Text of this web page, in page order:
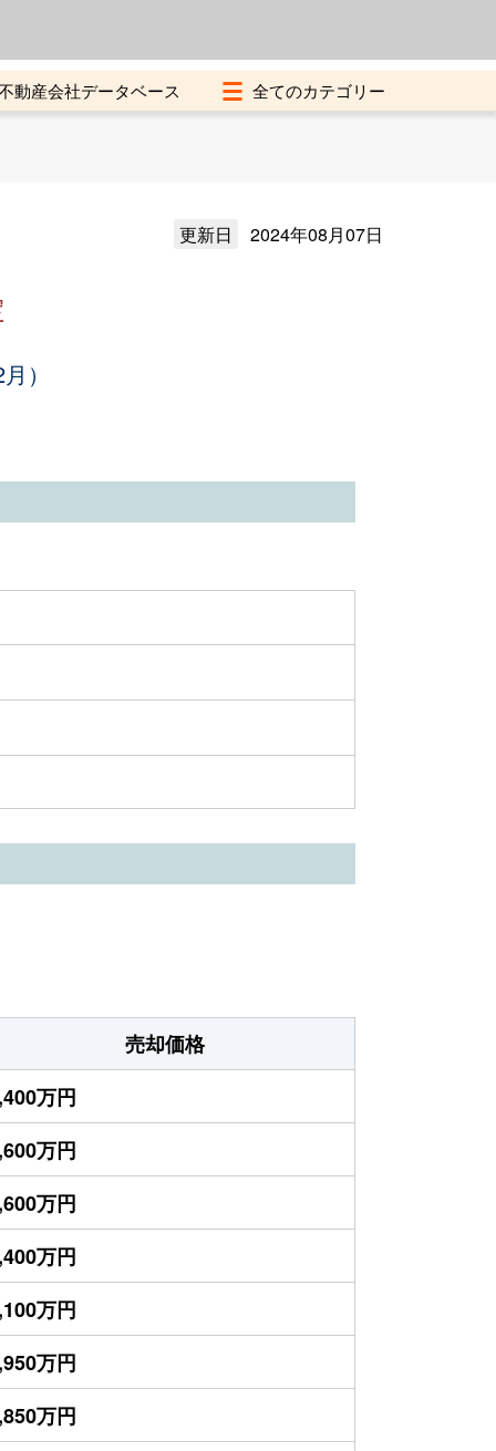
動産会社データベース
更新日 2024年08月07日
）
売却価格
万円
万円
万円
万円
万円
万円
万円